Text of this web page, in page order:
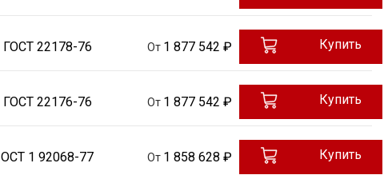
ГОСТ 22178-76 От 1 877 542 ₽ Купить
ГОСТ 22176-76 От 1 877 542 ₽ Купить
ОСТ 1 92068-77 От 1 858 628 ₽ Купить